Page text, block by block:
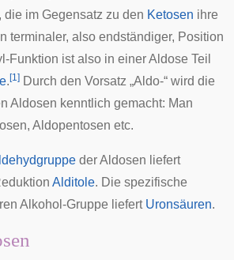
, die im Gegensatz zu den Ketosen ihre
terminaler, also endständiger, Position
Funktion ist also in einer Aldose Teil
. [1] Durch den Vorsatz „Aldo-“ wird die
Aldosen kenntlich gemacht: Man
Aldopentosen etc.
der Aldosen liefert
Alditole. Die spezifische
Alkohol-Gruppe liefert Uronsäuren.